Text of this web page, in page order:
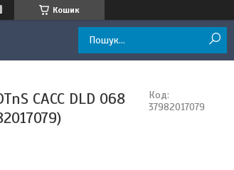
Кошик
САСС DLD 068
Код:
37982017079